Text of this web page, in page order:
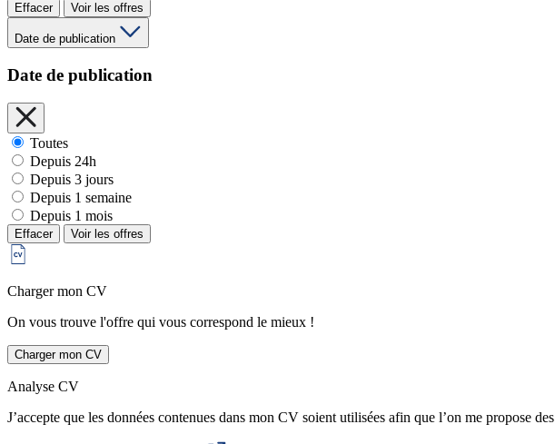
Effacer Voir les offres
Date de publication
Date de publication
Toutes
Depuis 24h
Depuis 3 jours
Depuis 1 semaine
Depuis 1 mois
Effacer Voir les offres
Charger mon CV
On vous trouve l'offre qui vous correspond le mieux !
Charger mon CV
Analyse CV
J’accepte que les données contenues dans mon CV soient utilisées afin que l’on me propose